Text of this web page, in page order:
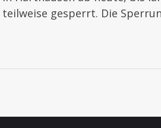
gesperrt. Die